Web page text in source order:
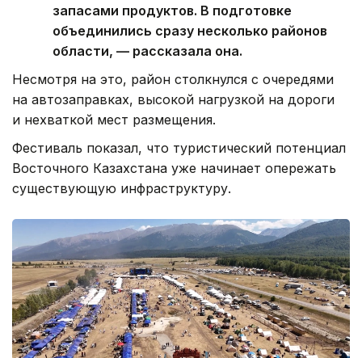
запасами продуктов. В подготовке
объединились сразу несколько районов
области, — рассказала она.
Несмотря на это, район столкнулся с очередями
на автозаправках, высокой нагрузкой на дороги
и нехваткой мест размещения.
Фестиваль показал, что туристический потенциал
Восточного Казахстана уже начинает опережать
существующую инфраструктуру.